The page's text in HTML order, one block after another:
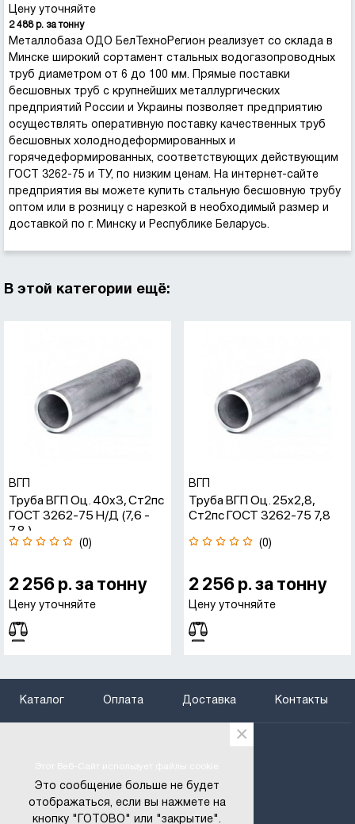
Цену уточняйте
2 488 р. за тонну
Металлобаза ОДО БелТехноРегион реализует со склада в
Минске широкий сортамент стальных водогазопроводных
труб диаметром от 6 до 100 мм. Прямые поставки
бесшовных труб с крупнейших металлургических
предприятий России и Украины позволяет предприятию
осуществлять оперативную поставку качественных труб
бесшовных холоднодеформированных и
горячедеформированных, соответствующих действующим
ГОСТ 3262-75 и ТУ, по низким ценам. На интернет-сайте
предприятия вы можете купить стальную бесшовную трубу
оптом или в розницу с нарезкой в необходимый размер и
доставкой по г. Минску и Республике Беларусь.
В этой категории ещё:
ВГП
Труба ВГП Оц. 40x3, Ст2пс
ГОСТ 3262-75 Н/д (7,6 -
7,8 )
(0)
2 256 р. за тонну
Цену уточняйте
ВГП
Труба ВГП Оц. 25x2,8,
Ст2пс ГОСТ 3262-75 7,8
(0)
2 256 р. за тонну
Цену уточняйте
Каталог Оплата Доставка Контакты
btregion@gmail.com
6669729@gmail.com
Это сообщение больше не будет
отображаться, если вы нажмете на
кнопку "ГОТОВО" или "закрытие".
×